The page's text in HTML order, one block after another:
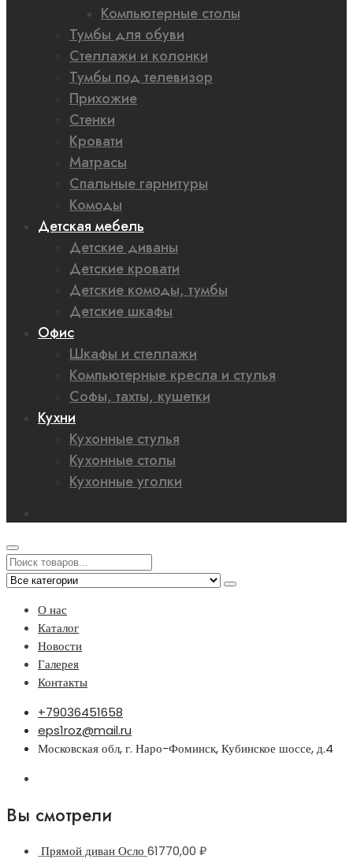
Компьютерные столы
Тумбы для обуви
Стеллажи и колонки
Тумбы под телевизор
Прихожие
Стенки
Кровати
Матрасы
Спальные гарнитуры
Комоды
Детская мебель
Детские диваны
Детские кровати
Детские комоды, тумбы
Детские шкафы
Офис
Шкафы и стеллажи
Компьютерные кресла и стулья
Софы, тахты, кушетки
Кухни
Кухонные стулья
Кухонные столы
Кухонные уголки
О нас
Каталог
Новости
Галерея
Контакты
+79036451658
eps1roz@mail.ru
Московская обл, г. Наро-Фоминск, Кубинское шоссе, д.4
Вы смотрели
Прямой диван Осло 61770,00 ₽